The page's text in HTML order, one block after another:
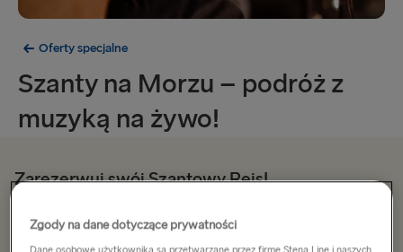
Oferty specjalne
Szanty na Morzu – podróż z
muzyką na żywo!
Zarezerwuj swój Szantowy Rejs!
Zgody na dane dotyczące prywatności